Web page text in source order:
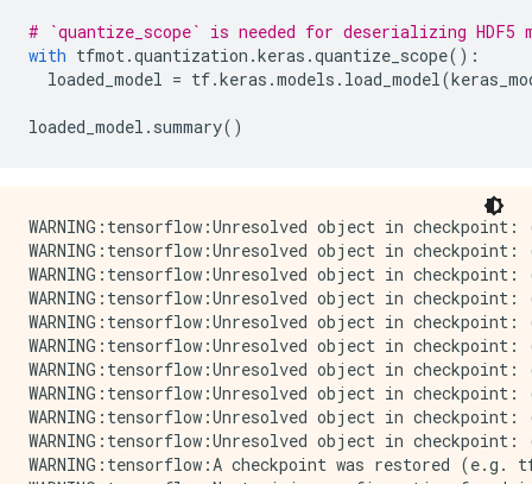
# `quantize_scope` is needed for deserializing HDF5
with tfmot.quantization .keras .quantize_scope():
loaded_model = tf.keras .models . load_model(
loaded_model . summary()
WARNING:tensorflow:Unresolved object in
WARNING:tensorflow:Unresolved object in
WARNING:tensorflow:Unresolved object in
WARNING:tensorflow:Unresolved object in
WARNING:tensorflow:Unresolved object in
WARNING:tensorflow:Unresolved object in
WARNING:tensorflow:Unresolved object in
WARNING:tensorflow:Unresolved object in
WARNING:tensorflow:Unresolved object in
WARNING:tensorflow:Unresolved object in
WARNING:tensorflow:A checkpoint was restored